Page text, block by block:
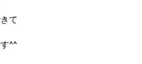
て
^^